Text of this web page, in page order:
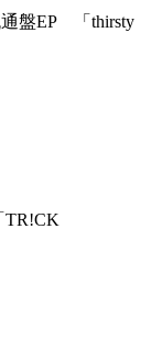
盤EP 「thirsty
TR!CK